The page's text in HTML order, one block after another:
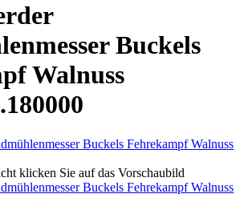
Buckels
Walnuss
klicken Sie auf das Vorschaubild